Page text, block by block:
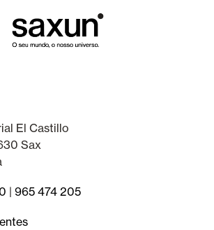
El Castillo
Sax
| 965 474 205